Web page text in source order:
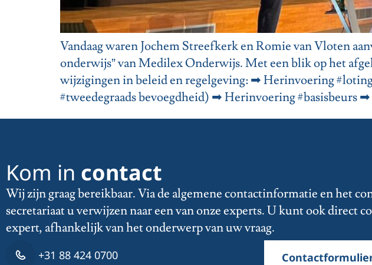
Vandaag waren Jochem Streefkerk en Romie van Vloten
onderwijs” van Medilex Onderwijs. Met een blik op het
wijzigingen in beleid en regelgeving: ➡ Herinvoering
#tweedegraads bevoegdheid) ➡ Herinvoering #basisbeurs ➡
Kom in contact
Wij zijn graag bereikbaar. Via de algemene contactinformatie en het
secretariaat u verwijzen naar een van onze experts. U kunt ook direct
expert, afhankelijk van het onderwerp van uw vraag.
+31 88 424 0700